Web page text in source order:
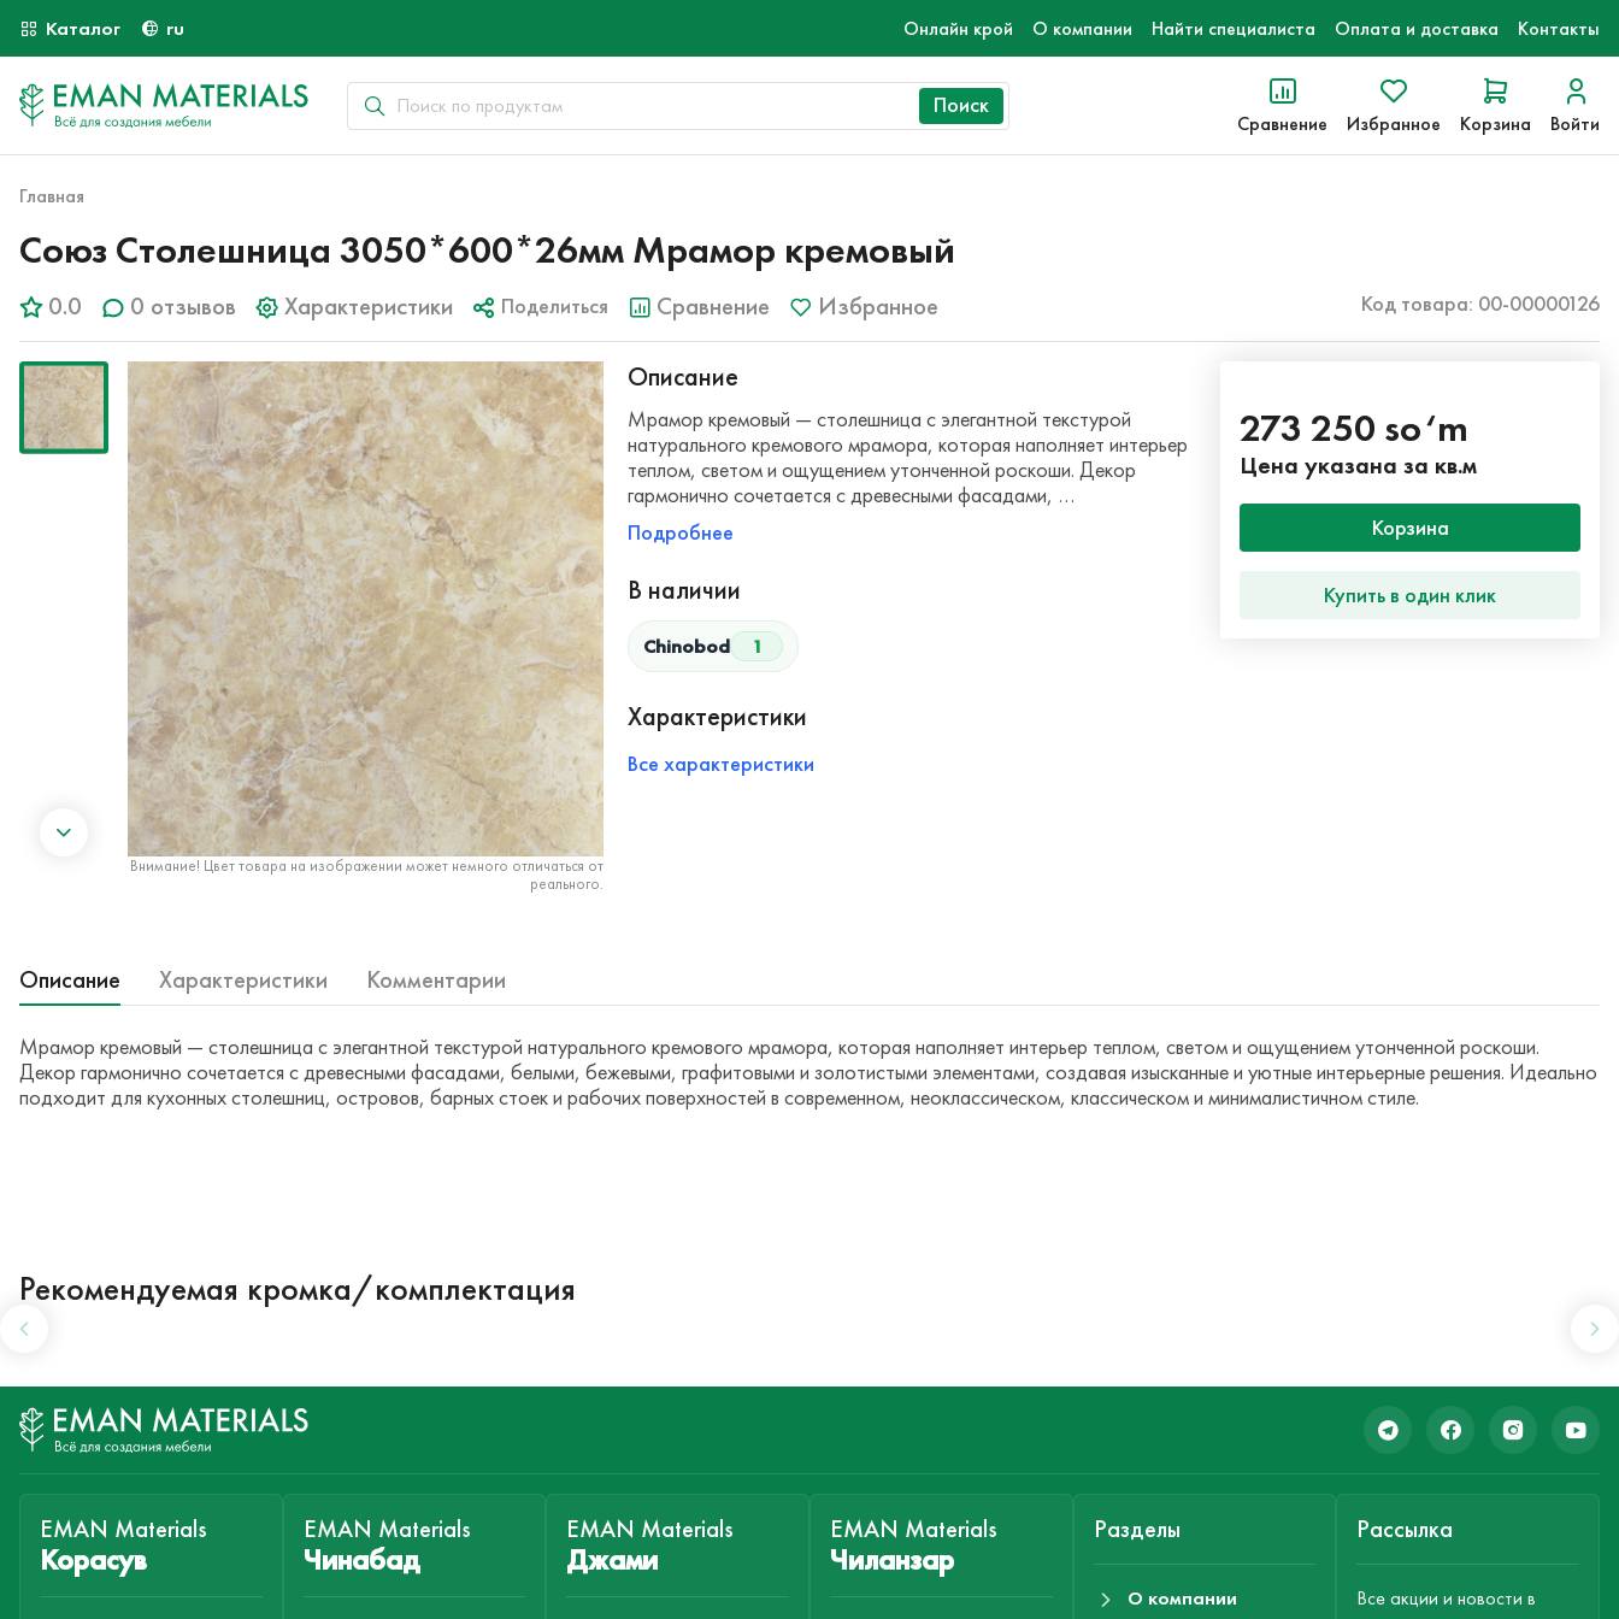
Каталог ru Онлайн крой О компании Найти специалиста Оплата и доставка Контакты
Поиск
Сравнение Избранное Корзина Войти
Главная
Союз Столешница 3050*600*26мм Мрамор кремовый
0.0 0 отзывов Характеристики Поделиться Сравнение Избранное Код товара: 00-00000126
Внимание! Цвет товара на изображении может немного отличаться от
реального.
Описание
Мрамор кремовый — столешница с элегантной текстурой
натурального кремового мрамора, которая наполняет интерьер
теплом, светом и ощущением утонченной роскоши. Декор
гармонично сочетается с древесными фасадами, …
Подробнее
В наличии
Chinobod 1
Характеристики
Все характеристики
273 250 so‘m
Цена указана за кв.м
Корзина
Купить в один клик
Описание Характеристики Комментарии
Мрамор кремовый — столешница с элегантной текстурой натурального кремового мрамора, которая наполняет интерьер теплом, светом и ощущением утонченной роскоши.
Декор гармонично сочетается с древесными фасадами, белыми, бежевыми, графитовыми и золотистыми элементами, создавая изысканные и уютные интерьерные решения. Идеально
подходит для кухонных столешниц, островов, барных стоек и рабочих поверхностей в современном, неоклассическом, классическом и минималистичном стиле.
Рекомендуемая кромка/комплектация
EMAN Materials
Корасув
EMAN Materials
Чинабад
EMAN Materials
Джами
EMAN Materials
Чиланзар
Разделы
О компании
Рассылка
Все акции и новости в